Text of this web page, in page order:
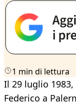
1 min di lettura
Il 29 luglio
Federico a